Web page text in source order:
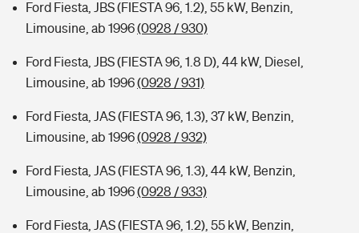
Ford Fiesta, JBS (FIESTA 96, 1.2), 55 kW, Benzin,
Limousine, ab 1996(0928 / 930)
Ford Fiesta, JBS (FIESTA 96, 1.8 D), 44 kW, Diesel,
Limousine, ab 1996(0928 / 931)
Ford Fiesta, JAS (FIESTA 96, 1.3), 37 kW, Benzin,
Limousine, ab 1996(0928 / 932)
Ford Fiesta, JAS (FIESTA 96, 1.3), 44 kW, Benzin,
Limousine, ab 1996(0928 / 933)
Ford Fiesta, JAS (FIESTA 96, 1.2), 55 kW, Benzin,